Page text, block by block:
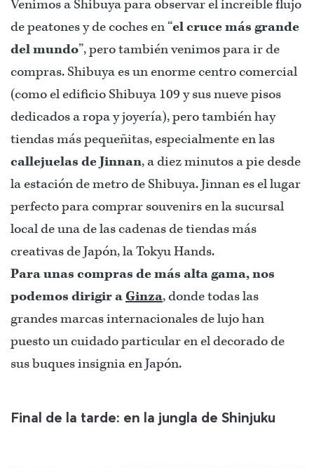
Venimos a Shibuya para observar el increíble flujo
de peatones y de coches en “el cruce más grande
del mundo”, pero también venimos para ir de
compras. Shibuya es un enorme centro comercial
(como el edificio Shibuya 109 y sus nueve pisos
dedicados a ropa y joyería), pero también hay
tiendas más pequeñitas, especialmente en las
callejuelas de Jinnan, a diez minutos a pie desde
la estación de metro de Shibuya. Jinnan es el lugar
perfecto para comprar souvenirs en la sucursal
local de una de las cadenas de tiendas más
creativas de Japón, la Tokyu Hands.
Para unas compras de más alta gama, nos
podemos dirigir aGinza, donde todas las
grandes marcas internacionales de lujo han
puesto un cuidado particular en el decorado de
sus buques insignia en Japón.
Final de la tarde: en la jungla de Shinjuku